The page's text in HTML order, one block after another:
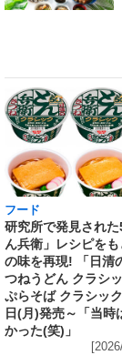
フード
研究所で発見され
ん兵衛」レシピを
の味を再現! 「日清
つねうどん クラシ
ぷらそば クラシッ
日(月)発売～「当時
かった(笑)」